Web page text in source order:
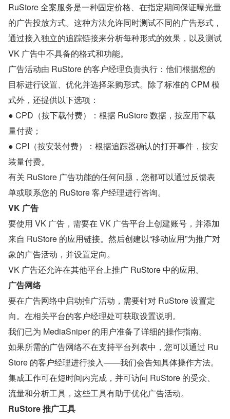
RuStore 全案服务是一种固定价格、在指定期间保证曝光量
的广告投放方式。这种方法允许同时测试不同的广告形式，
通过接入独立的追踪链接来分析每种形式的效果，以及测试
VK 广告中不具备的格式和功能。
广告活动由 RuStore 的客户经理负责执行：他们根据您的
目标进行设置、优化并选择采购形式。除了标准的 CPM 模
式外，还提供以下选项：
● CPD（按下载付费）：根据 RuStore 数据，按应用下载
量付费；
● CPI（按安装付费）：根据追踪器确认的打开事件，按安
装量付费。
有关 RuStore 广告功能的任何问题，您都可以通过反馈表
单或联系您的 RuStore 客户经理进行咨询。
VK 广告
要使用 VK 广告，需要在 VK 广告平台上创建账号，并添加
来自 RuStore 的应用链接。然后创建以“移动应用”为推广对
象的广告活动，并设置定向。
VK 广告还允许在其他平台上推广 RuStore 中的应用。
广告网络
要在广告网络中启动推广活动，需要针对 RuStore 设置定
向。在相关平台的客户经理处可获取设置说明。
我们已为 MediaSniper 的用户准备了详细的操作指南。
如果所需的广告网络不在支持平台列表中，您可以通过 Ru
Store 的客户经理进行接入——我们会告知具体操作方法。
集成工作可在短时间内完成，并可访问 RuStore 的受众、
流量和分析工具，这些工具有助于优化广告活动。
RuStore 推广工具